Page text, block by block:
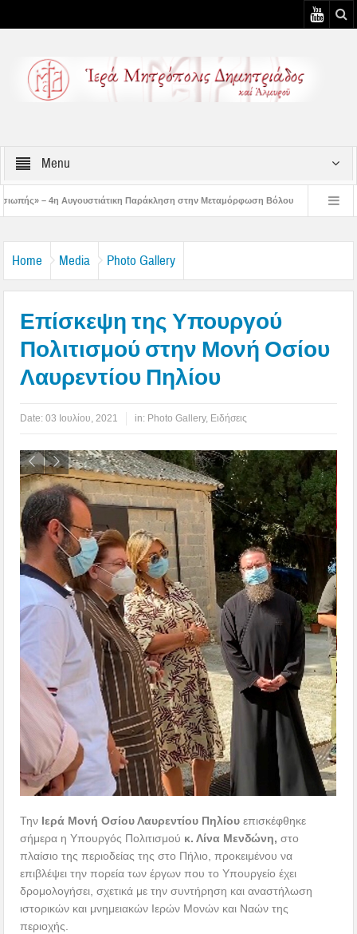
Menu
Παράκληση στην Μεταμόρφωση Βόλου Επίσκεψη του Δ/ντού της Β/
Home Media Photo Gallery
Επίσκεψη της Υπουργού
Πολιτισμού στην Μονή Οσίου
Λαυρεντίου Πηλίου
Date:03 Ιουλίου, 2021 in: Photo Gallery, Ειδήσεις
Την Ιερά Μονή Οσίου Λαυρεντίου Πηλίου επισκέφθηκε
σήμερα η Υπουργός Πολιτισμού κ. Λίνα Μενδώνη, στο
πλαίσιο της περιοδείας της στο Πήλιο, προκειμένου να
επιβλέψει την πορεία των έργων που το Υπουργείο έχει
δρομολογήσει, σχετικά με την συντήρηση και αναστήλωση
ιστορικών και μνημειακών Ιερών Μονών και Ναών της
περιοχής.